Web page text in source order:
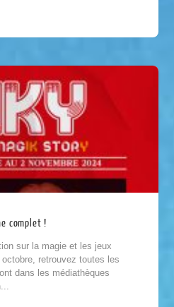
complet !
sur la magie et les jeux
retrouvez toutes les
dans les médiathèques